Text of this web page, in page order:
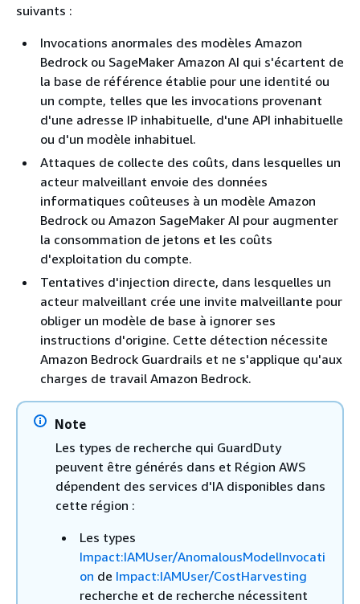
suivants :
Invocations anormales des modèles Amazon
Bedrock ou SageMaker Amazon AI qui s'écartent de
la base de référence établie pour une identité ou
un compte, telles que les invocations provenant
d'une adresse IP inhabituelle, d'une API inhabituelle
ou d'un modèle inhabituel.
Attaques de collecte des coûts, dans lesquelles un
acteur malveillant envoie des données
informatiques coûteuses à un modèle Amazon
Bedrock ou Amazon SageMaker AI pour augmenter
la consommation de jetons et les coûts
d'exploitation du compte.
Tentatives d'injection directe, dans lesquelles un
acteur malveillant crée une invite malveillante pour
obliger un modèle de base à ignorer ses
instructions d'origine. Cette détection nécessite
Amazon Bedrock Guardrails et ne s'applique qu'aux
charges de travail Amazon Bedrock.
Note
Les types de recherche qui GuardDuty
peuvent être générés dans et Région AWS
dépendent des services d'IA disponibles dans
cette région :
Les types
Impact:IAMUser/AnomalousModelInvocati
on de Impact:IAMUser/CostHarvesting
recherche et de recherche nécessitent